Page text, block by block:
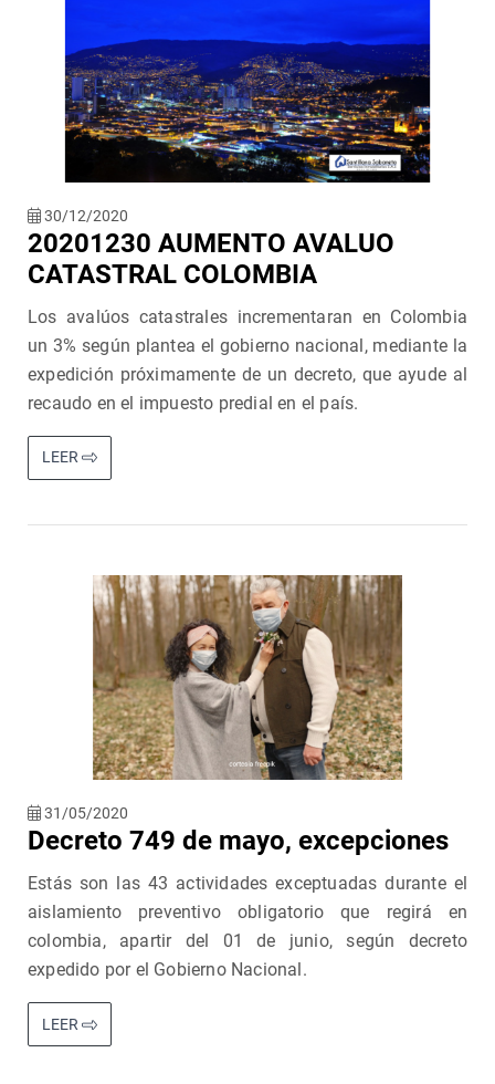
30/12/2020
20201230 AUMENTO AVALUO
CATASTRAL COLOMBIA
Los avalúos catastrales incrementaran en Colombia
un 3% según plantea el gobierno nacional, mediante la
expedición próximamente de un decreto, que ayude al
recaudo en el impuesto predial en el país.
LEER
31/05/2020
Decreto 749 de mayo, excepciones
Estás son las 43 actividades exceptuadas durante el
aislamiento preventivo obligatorio que regirá en
colombia, apartir del 01 de junio, según decreto
expedido por el Gobierno Nacional.
LEER